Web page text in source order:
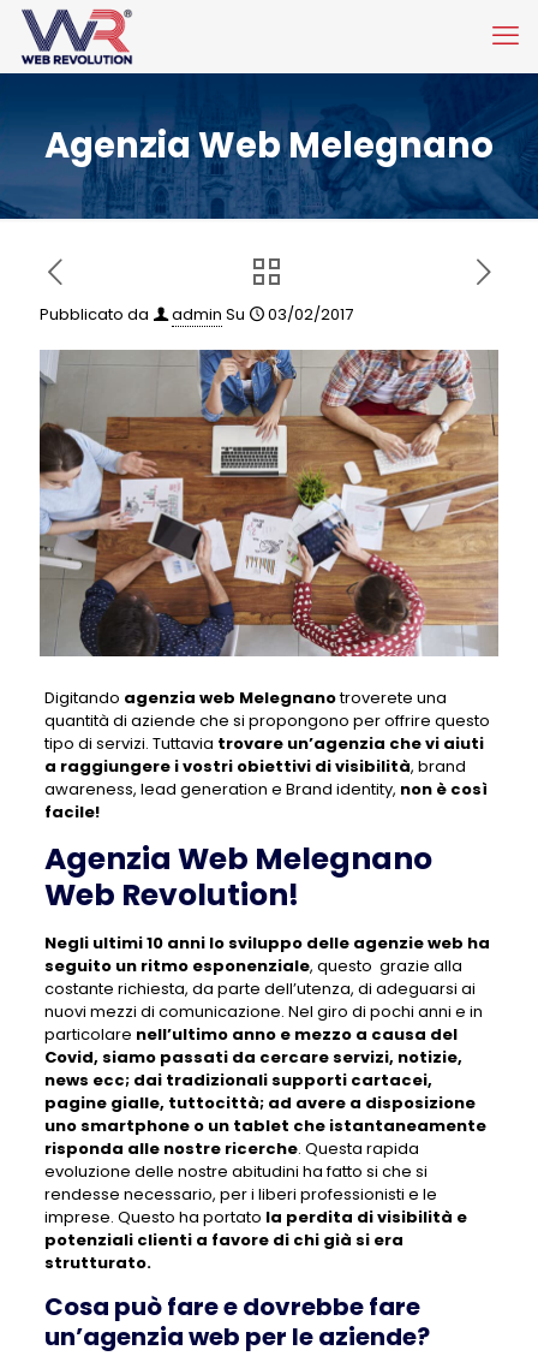
Agenzia Web Melegnano
Pubblicato da admin Su 03/02/2017
Digitando agenzia web Melegnanotroverete una
quantità di aziende che si propongono per offrire questo
tipo di servizi. Tuttavia trovare un’agenzia che vi aiuti
a raggiungere i vostri obiettivi di visibilità, brand
awareness, lead generation e Brand identity, non è così
facile!
Agenzia Web Melegnano
Web Revolution!
Negli ultimi 10 anni lo sviluppo delle agenzie web ha
seguito un ritmo esponenziale, questo grazie alla
costante richiesta, da parte dell’utenza, di adeguarsi ai
nuovi mezzi di comunicazione. Nel giro di pochi anni e in
particolare nell’ultimo anno e mezzo a causa del
Covid, siamo passati da cercare servizi, notizie,
news ecc; dai tradizionali supporti cartacei,
pagine gialle, tuttocittà; ad avere a disposizione
uno smartphone o un tablet che istantaneamente
risponda alle nostre ricerche. Questa rapida
evoluzione delle nostre abitudini ha fatto si che si
rendesse necessario, per i liberi professionisti e le
imprese. Questo ha portato la perdita di visibilità e
potenziali clienti a favore di chi già si era
strutturato.
Cosa può fare e dovrebbe fare
un’agenzia web per le aziende?